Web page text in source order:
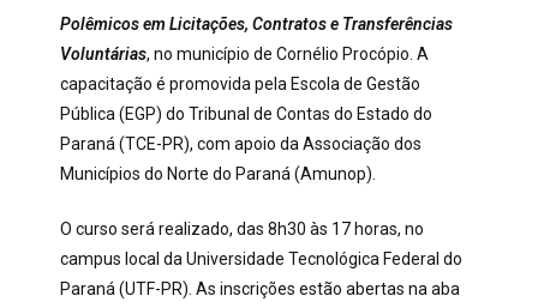
Polêmicos em Licitações, Contratos e Transferências
Voluntárias, no município de Cornélio Procópio. A
capacitação é promovida pela Escola de Gestão
Pública (EGP) do Tribunal de Contas do Estado do
Paraná (TCE-PR), com apoio da Associação dos
Municípios do Norte do Paraná (Amunop).
O curso será realizado, das 8h30 às 17 horas, no
campus local da Universidade Tecnológica Federal do
Paraná (UTF-PR). As inscrições estão abertas na aba